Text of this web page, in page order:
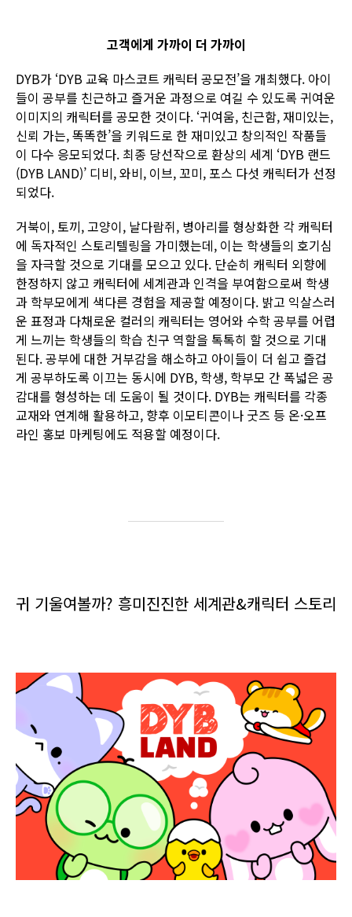
고객에게 가까이 더 가까이
DYB가 ‘DYB 교육 마스코트 캐릭터 공모전’을 개최했다. 아이
들이 공부를 친근하고 즐거운 과정으로 여길 수 있도록 귀여운
이미지의 캐릭터를 공모한 것이다. ‘귀여움, 친근함, 재미있는,
신뢰 가는, 똑똑한’을 키워드로 한 재미있고 창의적인 작품들
이 다수 응모되었다. 최종 당선작으로 환상의 세계 ‘DYB 랜드
(DYB LAND)’ 디비, 와비, 이브, 꼬미, 포스 다섯 캐릭터가 선정
되었다.
거북이, 토끼, 고양이, 날다람쥐, 병아리를 형상화한 각 캐릭터
에 독자적인 스토리텔링을 가미했는데, 이는 학생들의 호기심
을 자극할 것으로 기대를 모으고 있다. 단순히 캐릭터 외향에
한정하지 않고 캐릭터에 세계관과 인격을 부여함으로써 학생
과 학부모에게 색다른 경험을 제공할 예정이다. 밝고 익살스러
운 표정과 다채로운 컬러의 캐릭터는 영어와 수학 공부를 어렵
게 느끼는 학생들의 학습 친구 역할을 톡톡히 할 것으로 기대
된다. 공부에 대한 거부감을 해소하고 아이들이 더 쉽고 즐겁
게 공부하도록 이끄는 동시에 DYB, 학생, 학부모 간 폭넓은 공
감대를 형성하는 데 도움이 될 것이다. DYB는 캐릭터를 각종
교재와 연계해 활용하고, 향후 이모티콘이나 굿즈 등 온·오프
라인 홍보 마케팅에도 적용할 예정이다.
귀 기울여볼까? 흥미진진한 세계관&캐릭터 스토리